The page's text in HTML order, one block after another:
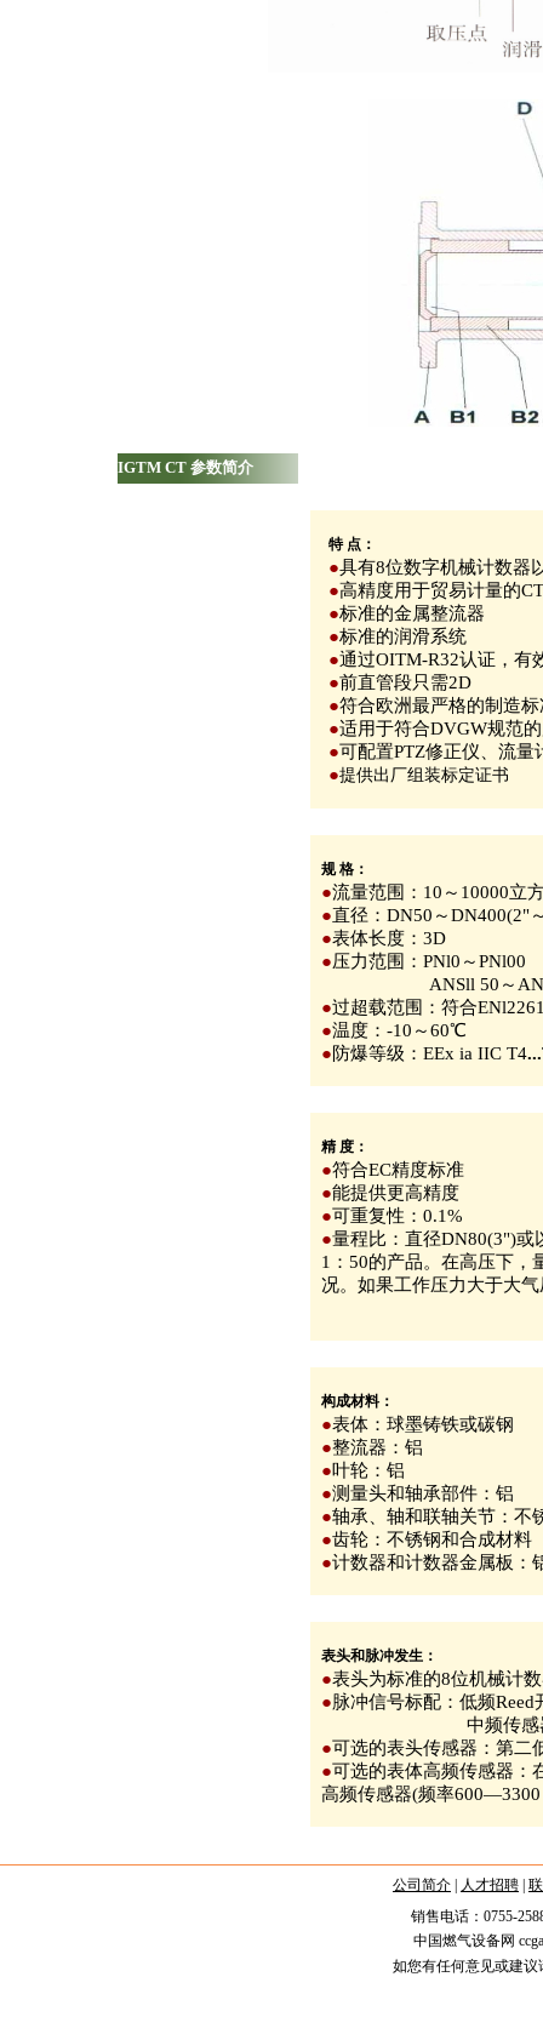
IGTM CT 参数简介
特 点：
●具有8位数字机械计数器
●高精度用于贸易计量的
●标准的金属整流器
●标准的润滑系统
●通过OITM-R32认证，有
●前直管段只需2D
●符合欧洲最严格的制造
●适用于符合DVGW规范
●可配置PTZ修正仪、流
●提供出厂组装标定证书
规 格：
●流量范围：10～10000立
●直径：DN50～DN400(2"
●表体长度：3D
●压力范围：PNl0～PNl00
ANSll 50～
●过超载范围：符合
●温度：-10～60℃
●防爆等级：EEx ia IIC T4...
精 度：
●符合EC精度标准
●能提供更高精度
●可重复性：0.1%
●量程比：直径DN80(3")或
1：50的产品。在高压下，
况。如果工作压力大于大
构成材料：
●表体：球墨铸铁或碳钢
●整流器：铝
●叶轮：铝
●测量头和轴承部件：铝
●轴承、轴和联轴关节：不
●齿轮：不锈钢和合成材料
●计数器和计数器金属板：
表头和脉冲发生：
●表头为标准的8位机械计
●脉冲信号标配：低频
中频传感器(频
●可选的表头传感器：第二
●可选的表体高频传感器：
高频传感器(频率600—3300
公司简介 人才招聘
销售电话：0755-
中国燃气设备网
如您有任何意见或建议